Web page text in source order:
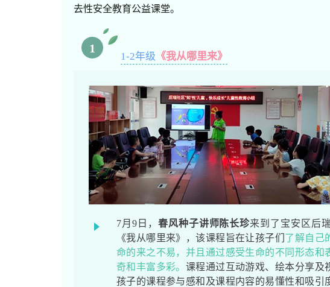
去性安全教育公益课堂。
1
1-2年级 《我从哪里来》
7月9日， 春风种子讲师陈长珍来到了宝安区后
《我从哪里来》，该课程旨在让孩子们 了解自己
命的来之不易，并且通过感受生命的不同形态和
奇和丰富多彩。 课程通过互动游戏、绘本分享及
孩子的课程参与感和及课程内容的易懂性和吸引